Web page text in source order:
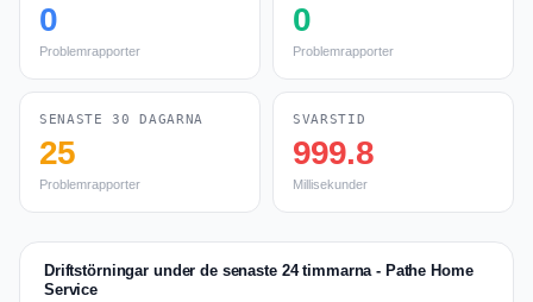
0
Problemrapporter
0
Problemrapporter
SENASTE 30 DAGARNA
25
Problemrapporter
SVARSTID
999.8
Millisekunder
Driftstörningar under de senaste 24 timmarna - Pathe Home
Service